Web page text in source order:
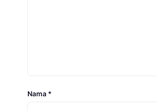
Nama *